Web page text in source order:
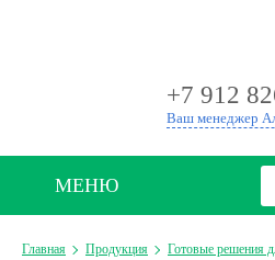
+7 912
Ваш менеджер
МЕНЮ
Главная Продукция Готовые решения